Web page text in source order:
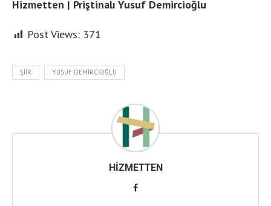
Hizmetten | Priştinalı Yusuf Demircioğlu
Post Views: 371
ŞIIR YUSUF DEMIRCIOĞLU
HIZMETTEN